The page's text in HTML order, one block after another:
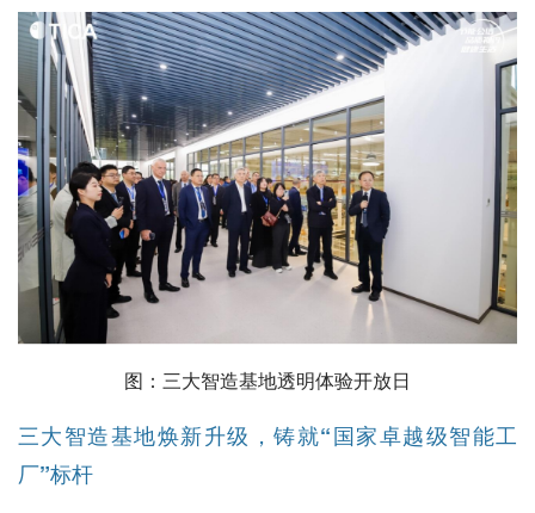
图：三大智造基地透明体验开放日
三大智造基地焕新升级，铸就“国家卓越级智能工
厂”标杆